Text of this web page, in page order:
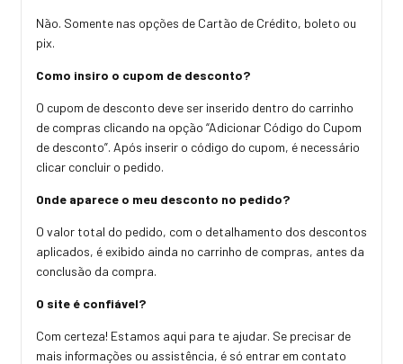
Não. Somente nas opções de Cartão de Crédito, boleto ou
pix.
Como insiro o cupom de desconto?
O cupom de desconto deve ser inserido dentro do carrinho
de compras clicando na opção “Adicionar Código do Cupom
de desconto”. Após inserir o código do cupom, é necessário
clicar concluir o pedido.
Onde aparece o meu desconto no pedido?
O valor total do pedido, com o detalhamento dos descontos
aplicados, é exibido ainda no carrinho de compras, antes da
conclusão da compra.
O site é confiável?
Com certeza! Estamos aqui para te ajudar. Se precisar de
mais informações ou assistência, é só entrar em contato